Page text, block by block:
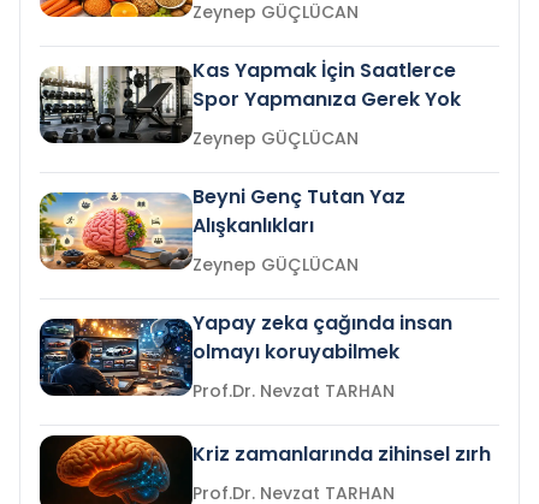
Zeynep GÜÇLÜCAN
Kas Yapmak İçin Saatlerce
Spor Yapmanıza Gerek Yok
Zeynep GÜÇLÜCAN
Beyni Genç Tutan Yaz
Alışkanlıkları
Zeynep GÜÇLÜCAN
Yapay zeka çağında insan
olmayı koruyabilmek
Prof.Dr. Nevzat TARHAN
Kriz zamanlarında zihinsel zırh
Prof.Dr. Nevzat TARHAN